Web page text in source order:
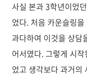
사실 본과 3학년이었
었다. 처음 카운슬링
과다하여 이것을 상담
어서였다. 그렇게 시
었고 생각보다 과거의